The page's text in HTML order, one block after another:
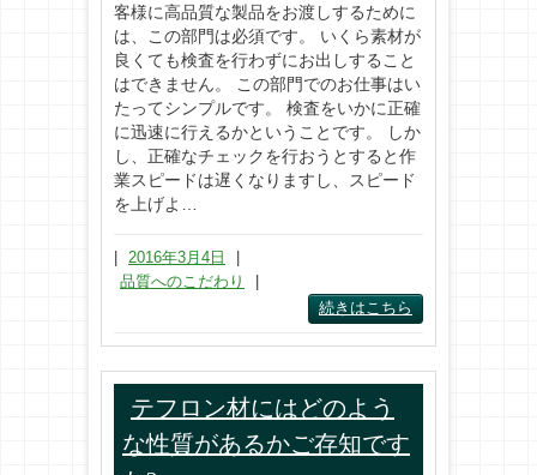
客様に高品質な製品をお渡しするために
は、この部門は必須です。 いくら素材が
良くても検査を行わずにお出しすること
はできません。 この部門でのお仕事はい
たってシンプルです。 検査をいかに正確
に迅速に行えるかということです。 しか
し、正確なチェックを行おうとすると作
業スピードは遅くなりますし、スピード
を上げよ…
2016年3月4日
品質へのこだわり
続きはこちら
テフロン材にはどのよう
な性質があるかご存知です